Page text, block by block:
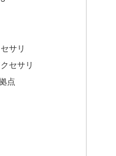
サリ
セサリ
点